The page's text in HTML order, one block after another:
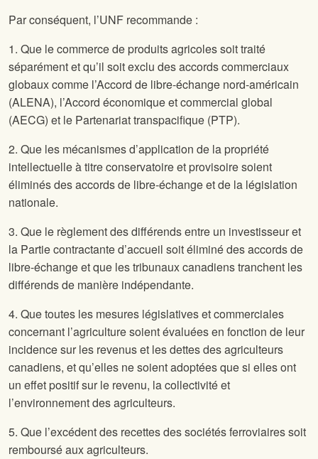
Par conséquent, l’UNF recommande :
1. Que le commerce de produits agricoles soit traité
séparément et qu’il soit exclu des accords commerciaux
globaux comme l’Accord de libre-échange nord-américain
(ALENA), l’Accord économique et commercial global
(AECG) et le Partenariat transpacifique (PTP).
2. Que les mécanismes d’application de la propriété
intellectuelle à titre conservatoire et provisoire soient
éliminés des accords de libre‑échange et de la législation
nationale.
3. Que le règlement des différends entre un investisseur et
la Partie contractante d’accueil soit éliminé des accords de
libre-échange et que les tribunaux canadiens tranchent les
différends de manière indépendante.
4. Que toutes les mesures législatives et commerciales
concernant l’agriculture soient évaluées en fonction de leur
incidence sur les revenus et les dettes des agriculteurs
canadiens, et qu’elles ne soient adoptées que si elles ont
un effet positif sur le revenu, la collectivité et
l’environnement des agriculteurs.
5. Que l’excédent des recettes des sociétés ferroviaires soit
remboursé aux agriculteurs.